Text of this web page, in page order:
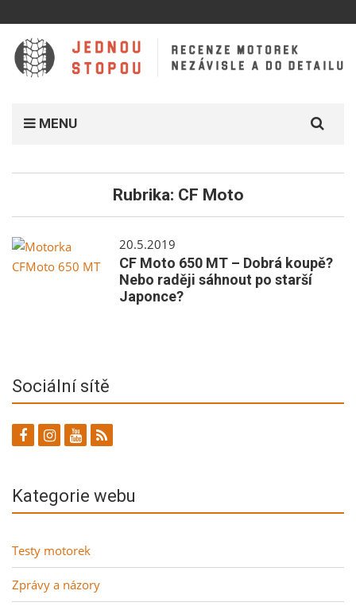
MENU
for:
Rubrika: CF Moto
20.5.2019
CF Moto 650 MT – Dobrá koupě?
Nebo raději sáhnout po starší
Japonce?
Sociální sítě
Kategorie webu
Testy motorek
Zprávy a názory